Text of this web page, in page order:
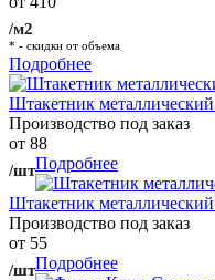
/м2
* - скидки от объема
Подробнее
Штакетник
Производство под заказ
от 88
/штПодробнее
Штакетник
Производство под заказ
от 55
/штПодробнее